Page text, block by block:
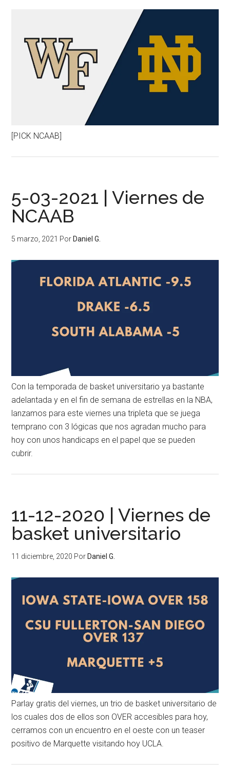
[PICK NCAAB]
5-03-2021 | Viernes de
NCAAB
5 marzo, 2021 Por Daniel G.
Con la temporada de basket universitario ya bastante
adelantada y en el fin de semana de estrellas en la NBA,
lanzamos para este viernes una tripleta que se juega
temprano con 3 lógicas que nos agradan mucho para
hoy con unos handicaps en el papel que se pueden
cubrir.
11-12-2020 | Viernes de
basket universitario
11 diciembre, 2020 PorDaniel G.
Parlay gratis del viernes, un trio de basket universitario de
los cuales dos de ellos son OVER accesibles para hoy,
cerramos con un encuentro en el oeste con un teaser
positivo de Marquette visitando hoy UCLA.